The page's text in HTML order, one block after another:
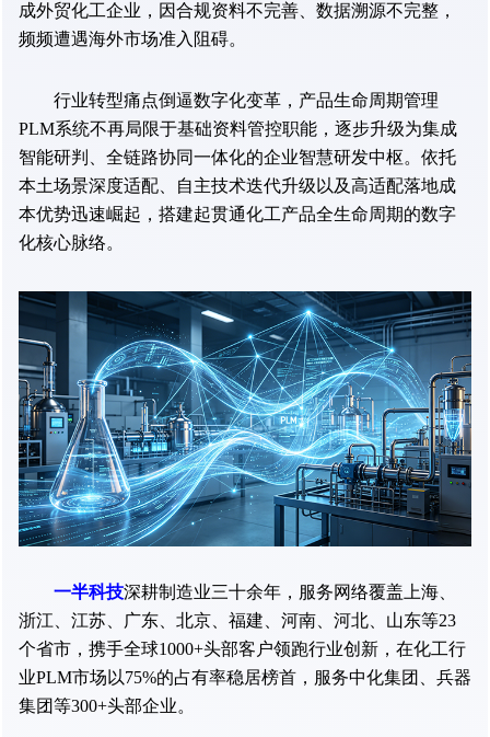
成外贸化工企业，因合规资料不完善、数据溯源不完整，
频频遭遇海外市场准入阻碍。
行业转型痛点倒逼数字化变革，产品生命周期管理
PLM系统不再局限于基础资料管控职能，逐步升级为集成
智能研判、全链路协同一体化的企业智慧研发中枢。依托
本土场景深度适配、自主技术迭代升级以及高适配落地成
本优势迅速崛起，搭建起贯通化工产品全生命周期的数字
化核心脉络。
一半科技深耕制造业三十余年，服务网络覆盖上海、
浙江、江苏、广东、北京、福建、河南、河北、山东等23
个省市，携手全球1000+头部客户领跑行业创新，在化工行
业PLM市场以75%的占有率稳居榜首，服务中化集团、兵器
集团等300+头部企业。